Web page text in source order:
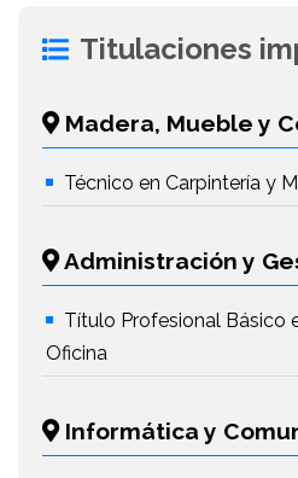
Titulaciones
Madera, Mueble y
Técnico en Carpintería y
Administración y
Título Profesional Básico
Oficina
Informática y